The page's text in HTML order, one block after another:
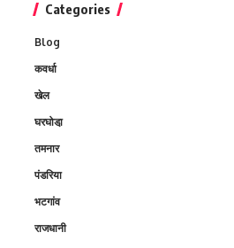
Categories
Blog
कवर्धा
खेल
घरघोडा़
तमनार
पंडरिया
भटगांव
राजधानी